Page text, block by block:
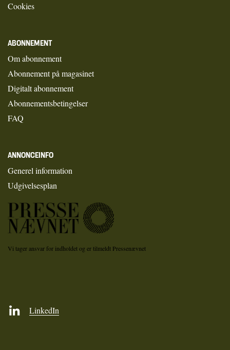
Cookies
ABONNEMENT
Om abonnement
Abonnement på magasinet
Digitalt abonnement
Abonnementsbetingelser
FAQ
ANNONCEINFO
Generel information
Udgivelsesplan
Vi tager ansvar for indholdet og er tilmeldt Pressenævnet
LinkedIn